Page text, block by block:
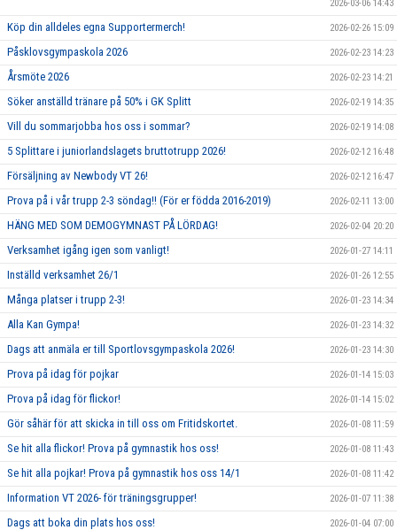
2026-03-06 14:43
Köp din alldeles egna Supportermerch! 2026-02-26 15:09
Påsklovsgympaskola 2026 2026-02-23 14:23
Årsmöte 2026 2026-02-23 14:21
Söker anställd tränare på 50% i GK Splitt 2026-02-19 14:35
Vill du sommarjobba hos oss i sommar? 2026-02-19 14:08
5 Splittare i juniorlandslagets bruttotrupp 2026! 2026-02-12 16:48
Försäljning av Newbody VT 26! 2026-02-12 16:47
Prova på i vår trupp 2-3 söndag!! (För er födda 2016-2019) 2026-02-11 13:00
HÄNG MED SOM DEMOGYMNAST PÅ LÖRDAG! 2026-02-04 20:20
Verksamhet igång igen som vanligt! 2026-01-27 14:11
Inställd verksamhet 26/1 2026-01-26 12:55
Många platser i trupp 2-3! 2026-01-23 14:34
Alla Kan Gympa! 2026-01-23 14:32
Dags att anmäla er till Sportlovsgympaskola 2026! 2026-01-23 14:30
Prova på idag för pojkar 2026-01-14 15:03
Prova på idag för flickor! 2026-01-14 15:02
Gör såhär för att skicka in till oss om Fritidskortet. 2026-01-08 11:59
Se hit alla flickor! Prova på gymnastik hos oss! 2026-01-08 11:43
Se hit alla pojkar! Prova på gymnastik hos oss 14/1 2026-01-08 11:42
Information VT 2026- för träningsgrupper! 2026-01-07 11:38
Dags att boka din plats hos oss! 2026-01-04 07:00